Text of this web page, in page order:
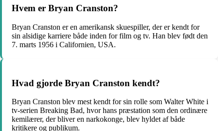
Hvem er Bryan Cranston?
Bryan Cranston er en amerikansk skuespiller, der er kendt for
sin alsidige karriere både inden for film og tv. Han blev født den
7. marts 1956 i Californien, USA.
Hvad gjorde Bryan Cranston kendt?
Bryan Cranston blev mest kendt for sin rolle som Walter White i
tv-serien Breaking Bad, hvor hans præstation som den ordinære
kemilærer, der bliver en narkokonge, blev hyldet af både
kritikere og publikum.